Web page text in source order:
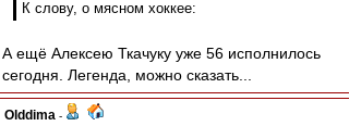
К слову, о мясном хоккее:
А ещё Алексею Ткачуку уже 56 исполнилось
сегодня. Легенда, можно сказать...
Olddima -